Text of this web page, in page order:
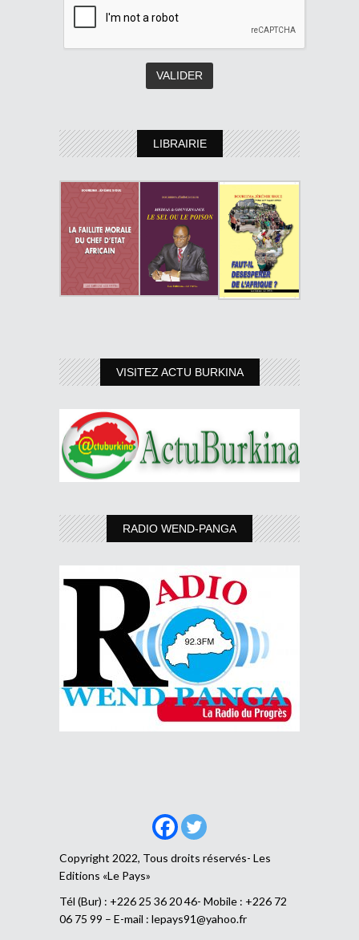
LIBRAIRIE
VISITEZ ACTU BURKINA
RADIO WEND-PANGA
Copyright 2022, Tous droits réservés- Les
Editions «Le Pays»
Tél (Bur) : +226 25 36 20 46- Mobile : +226 72
06 75 99 – E-mail : lepays91@yahoo.fr